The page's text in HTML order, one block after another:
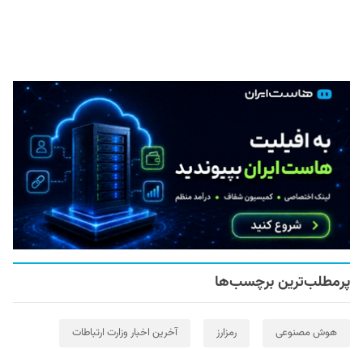
پرمطلب‌ترین برچسب‌ها
هوش مصنوعی رمزارز آخرین اخبار وزارت ارتباطات